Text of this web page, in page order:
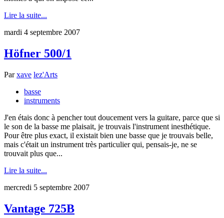
Lire la suite...
mardi 4 septembre 2007
Höfner 500/1
Parxave lez'Arts
basse
instruments
J'en étais donc à pencher tout doucement vers la guitare, parce que si
le son de la basse me plaisait, je trouvais l'instrument inesthétique.
Pour être plus exact, il existait bien une basse que je trouvais belle,
mais c'était un instrument très particulier qui, pensais-je, ne se
trouvait plus que...
Lire la suite...
mercredi 5 septembre 2007
Vantage 725B